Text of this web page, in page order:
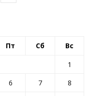
Пт Сб Вс
1
6 7
8